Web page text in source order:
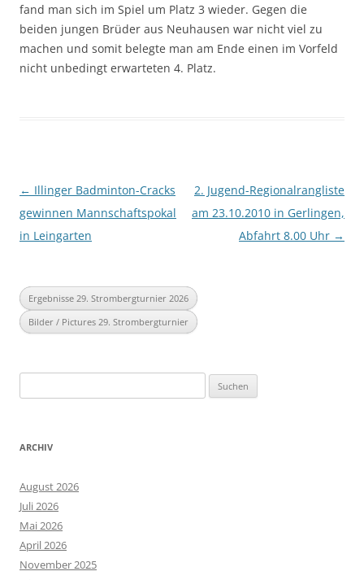
fand man sich im Spiel um Platz 3 wieder. Gegen die
beiden jungen Brüder aus Neuhausen war nicht viel zu
machen und somit belegte man am Ende einen im Vorfeld
nicht unbedingt erwarteten 4. Platz.
Beitragsnavigation
← Illinger Badminton-Cracks
gewinnen Mannschaftspokal
in Leingarten
2. Jugend-Regionalrangliste
am 23.10.2010 in Gerlingen,
Abfahrt 8.00 Uhr →
Ergebnisse 29. Strombergturnier 2026
Bilder / Pictures 29. Strombergturnier
nach:
ARCHIV
August 2026
Juli 2026
Mai 2026
April 2026
November 2025